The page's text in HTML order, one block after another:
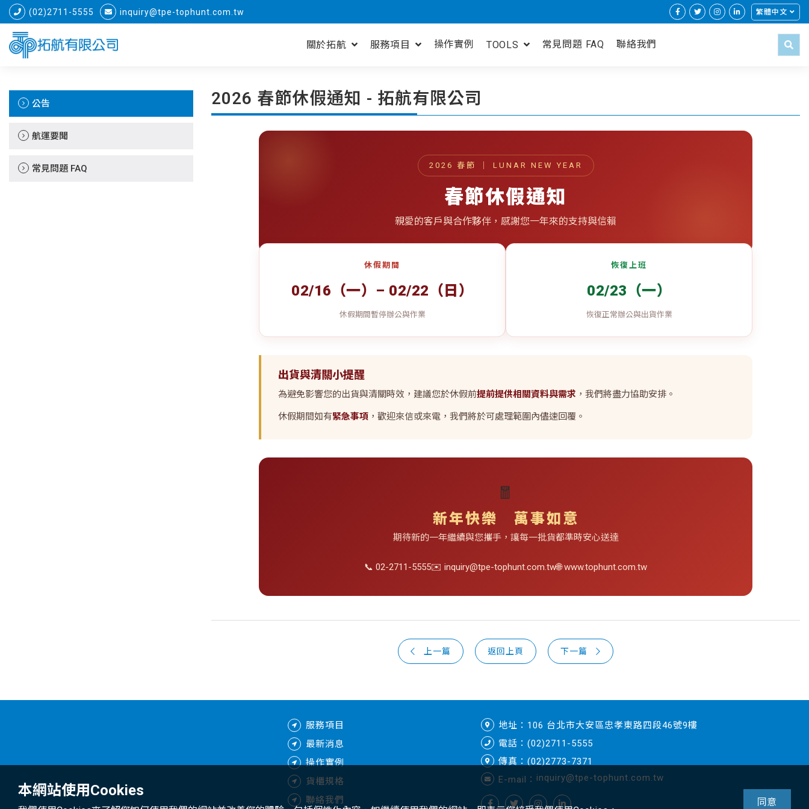
(02)2711-5555 inquiry@tpe-tophunt.com.tw 繁體中文
關於拓航 服務項目 操作實例 TOOLS 常見問題 FAQ 聯絡我們
公告
航運要聞
常見問題 FAQ
2026 春節休假通知 - 拓航有限公司
2026 春節 ｜ LUNAR NEW YEAR
春節休假通知
親愛的客戶與合作夥伴，感謝您一年來的支持與信賴
休假期間
02/16（一）– 02/22（日）
休假期間暫停辦公與作業
恢復上班
02/23（一）
恢復正常辦公與出貨作業
出貨與清關小提醒
為避免影響您的出貨與清關時效，建議您於休假前提前提供相關資料與需求 ，我們將盡力協助安排。
休假期間如有緊急事項 ，歡迎來信或來電，我們將於可處理範圍內儘速回覆。
🧧
新年快樂 萬事如意
期待新的一年繼續與您攜手，讓每一批貨都準時安心送達
📞 02-2711-5555✉️ inquiry@tpe-tophunt.com.tw🌐 www.tophunt.com.tw
上一篇 返回上頁 下一篇
服務項目
最新消息
操作實例
貨櫃規格
聯絡我們
地址：106 台北市大安區忠孝東路四段46號9樓
電話：(02)2711-5555
傳真：(02)2773-7371
E-mail： inquiry@tpe-tophunt.com.tw
本網站使用Cookies
同意